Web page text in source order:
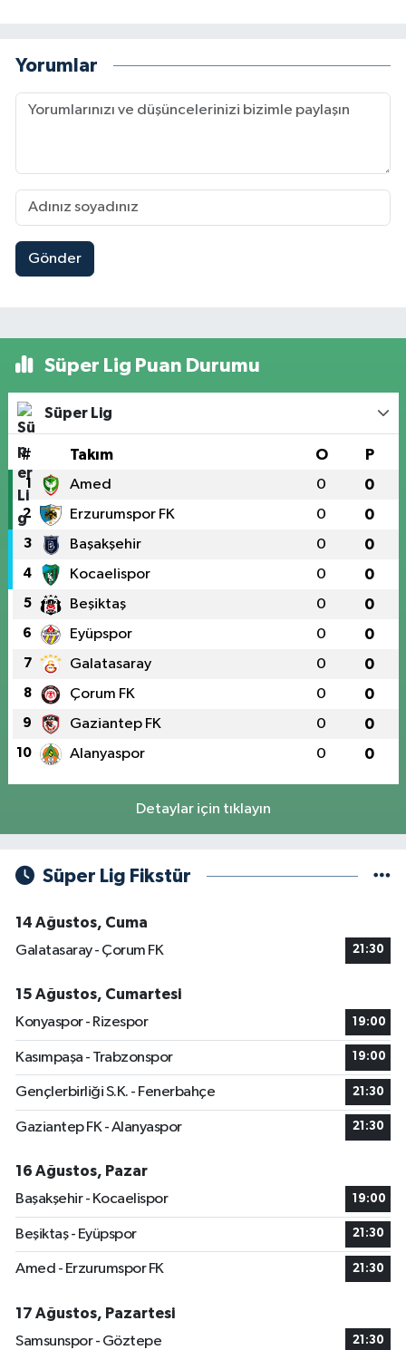
Yorumlar
Gönder
Süper Lig Puan Durumu
Süper Lig
# Takım O P
1 Amed 0 0
2 Erzurumspor FK 0 0
3 Başakşehir 0 0
4 Kocaelispor 0 0
5 Beşiktaş 0 0
6 Eyüpspor 0 0
7 Galatasaray 0 0
8 Çorum FK 0 0
9 Gaziantep FK 0 0
10 Alanyaspor 0 0
Detaylar için tıklayın
Süper Lig Fikstür
14 Ağustos, Cuma
Galatasaray - Çorum FK
21:30
15 Ağustos, Cumartesi
Konyaspor - Rizespor
19:00
Kasımpaşa - Trabzonspor 19:00
Gençlerbirliği S.K. - Fenerbahçe 21:30
Gaziantep FK - Alanyaspor 21:30
16 Ağustos, Pazar
Başakşehir - Kocaelispor
19:00
Beşiktaş - Eyüpspor 21:30
Amed - Erzurumspor FK 21:30
17 Ağustos, Pazartesi
Samsunspor - Göztepe
21:30